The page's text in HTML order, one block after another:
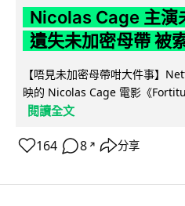
Nicolas Cage 主演
遺失未加密母帶 被
【唔見未加密母帶咁大件事】
映的 Nicolas Cage 電影《
閱讀全文
164 8 ↗ 分享